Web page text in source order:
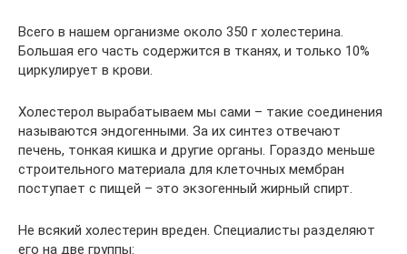
Всего в нашем организме около 350 г холестерина.
Большая его часть содержится в тканях, и только 10%
циркулирует в крови.
Холестерол вырабатываем мы сами – такие соединения
называются эндогенными. За их синтез отвечают
печень, тонкая кишка и другие органы. Гораздо меньше
строительного материала для клеточных мембран
поступает с пищей – это экзогенный жирный спирт.
Не всякий холестерин вреден. Специалисты разделяют
его на две группы: